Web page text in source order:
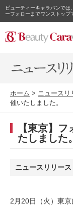
ビューティーキャラバンで
ーフォローまでワンストップ
ホーム ニュースリ
催いたしました。
【東京】
たしました。
ニュースリリース
2月20日（火）東